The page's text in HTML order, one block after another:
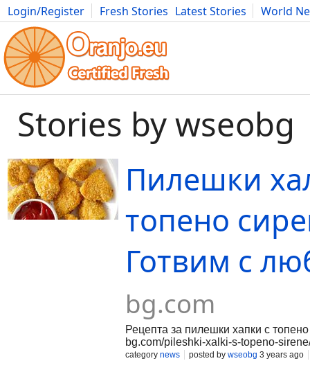
Login/Register Fresh Stories Latest Stories
World
Movies Anime Music Art Cars Advice Science
Stories by wseobg
Пилешки
топено
Готвим с
bg.com
Рецепта за пилешки хапки с
bg.com/pileshki-xalki-s-topeno-
category news posted by wseobg 3 years ago